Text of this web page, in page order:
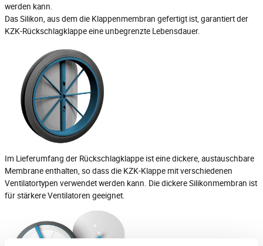
werden kann.
Das Silikon, aus dem die Klappenmembran gefertigt ist, garantiert der
KZK-Rückschlagklappe eine unbegrenzte Lebensdauer.
Im Lieferumfang der Rückschlagklappe ist eine dickere, austauschbare
Membrane enthalten, so dass die KZK-Klappe mit verschiedenen
Ventilatortypen verwendet werden kann. Die dickere Silikonmembran ist
für stärkere Ventilatoren geeignet.